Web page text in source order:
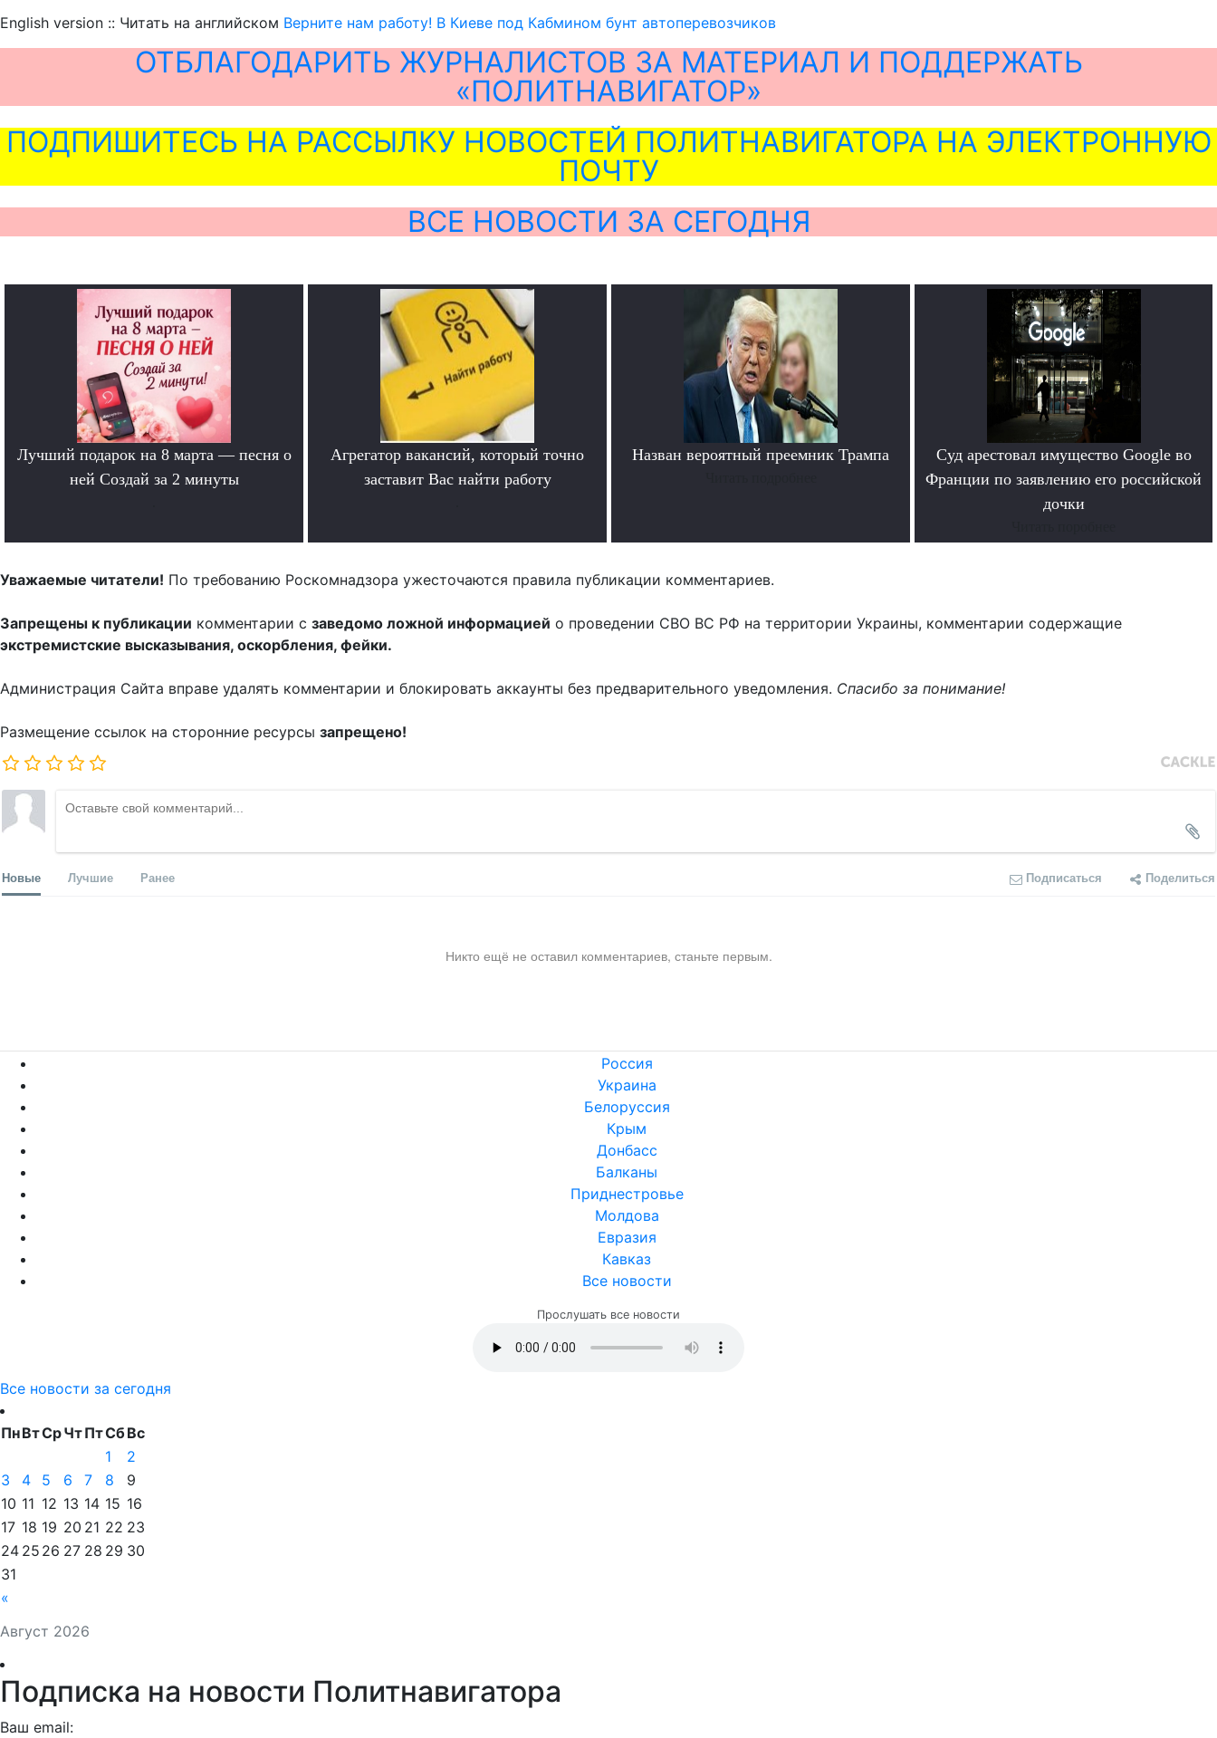
English version :: Читать на английском Верните нам работу! В Киеве под Кабмином бунт автоперевозчиков
ОТБЛАГОДАРИТЬ ЖУРНАЛИСТОВ ЗА МАТЕРИАЛ И ПОДДЕРЖАТЬ
«ПОЛИТНАВИГАТОР»
ПОДПИШИТЕСЬ НА РАССЫЛКУ НОВОСТЕЙ ПОЛИТНАВИГАТОРА НА ЭЛЕКТРОННУЮ
ПОЧТУ
ВСЕ НОВОСТИ ЗА СЕГОДНЯ
Лучший подарок на 8 марта — песня о
ней Создай за 2 минуты
Агрегатор вакансий, который точно
заставит Вас найти работу
Назван вероятный преемник Трампа
Суд арестовал имущество Google во
Франции по заявлению его российской
дочки
Уважаемые читатели! По требованию Роскомнадзора ужесточаются правила публикации комментариев.
Запрещены к публикации комментарии с заведомо ложной информацией о проведении СВО ВС РФ на территории Украины, комментарии содержащие
экстремистские высказывания, оскорбления, фейки.
Администрация Сайта вправе удалять комментарии и блокировать аккаунты без предварительного уведомления. Спасибо за понимание!
Размещение ссылок на сторонние ресурсы запрещено!
Новые Лучшие Ранее Подписаться Поделиться
Никто ещё не оставил комментариев, станьте первым.
Россия
Украина
Белоруссия
Крым
Донбасс
Балканы
Приднестровье
Молдова
Евразия
Кавказ
Все новости
Прослушать все новости
Все новости за сегодня
Август 2026
ПнВтСрЧтПтСбВс
«
1
2
3
4 5 6 7 8
9
10 11 12 13 14 15 16
17 18 19 20 21 22 23
24 25 26 27 28 29 30
31
Подписка на новости Политнавигатора
Ваш email: